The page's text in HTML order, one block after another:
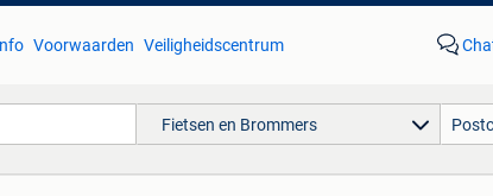
Voorwaarden Veiligheidscentrum
Fietsen en Brommers